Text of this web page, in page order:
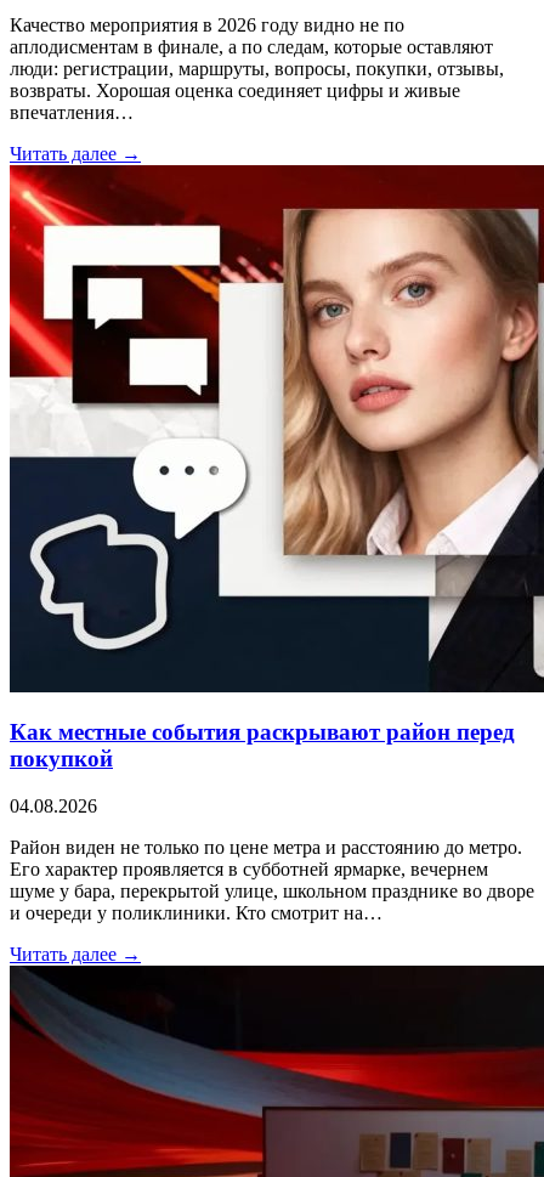
Качество мероприятия в 2026 году видно не по
аплодисментам в финале, а по следам, которые оставляют
люди: регистрации, маршруты, вопросы, покупки, отзывы,
возвраты. Хорошая оценка соединяет цифры и живые
впечатления…
Читать далее →
Как местные события раскрывают район перед
покупкой
04.08.2026
Район виден не только по цене метра и расстоянию до метро.
Его характер проявляется в субботней ярмарке, вечернем
шуме у бара, перекрытой улице, школьном празднике во дворе
и очереди у поликлиники. Кто смотрит на…
Читать далее →